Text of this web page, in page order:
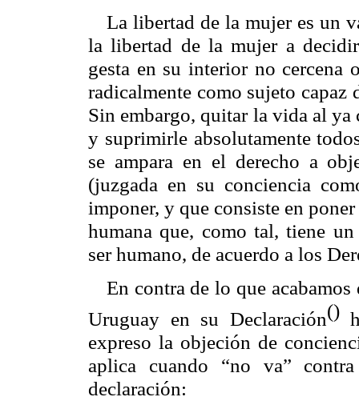
La libertad de la mujer es un
la libertad de la mujer a
gesta en su interior no cercena
radicalmente como sujeto capaz
Sin embargo, quitar la vida al
y suprimirle absolutamente
se ampara en el derecho a
(juzgada en su conciencia
imponer, y que consiste en
humana que, como tal, tiene
ser humano, de acuerdo a los
En contra de lo que
Uruguay en su Declaración()
expreso la objeción de
aplica cuando “no va”
declaración: